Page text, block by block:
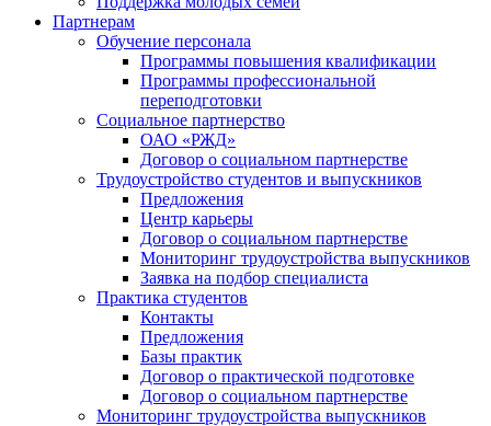
Партнерам
Обучение персонала
Программы повышения квалификации
Программы профессиональной
переподготовки
Социальное партнерство
ОАО «РЖД»
Договор о социальном партнерстве
Трудоустройство студентов и выпускников
Предложения
Центр карьеры
Договор о социальном партнерстве
Мониторинг трудоустройства выпускников
Заявка на подбор специалиста
Практика студентов
Контакты
Предложения
Базы практик
Договор о практической подготовке
Договор о социальном партнерстве
Мониторинг трудоустройства выпускников